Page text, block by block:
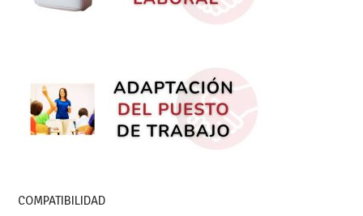
COMPATIBILIDAD